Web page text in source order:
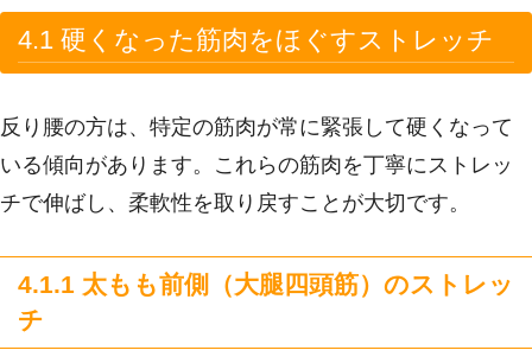
4.1 硬くなった筋肉をほぐすストレッチ
反り腰の方は、特定の筋肉が常に緊張して硬くなって
いる傾向があります。これらの筋肉を丁寧にストレッ
チで伸ばし、柔軟性を取り戻すことが大切です。
4.1.1 太もも前側（大腿四頭筋）のストレッ
チ